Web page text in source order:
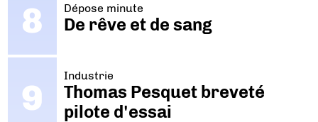
Dépose minute
De rêve et de sang
Industrie
Thomas Pesquet breveté
pilote d'essai